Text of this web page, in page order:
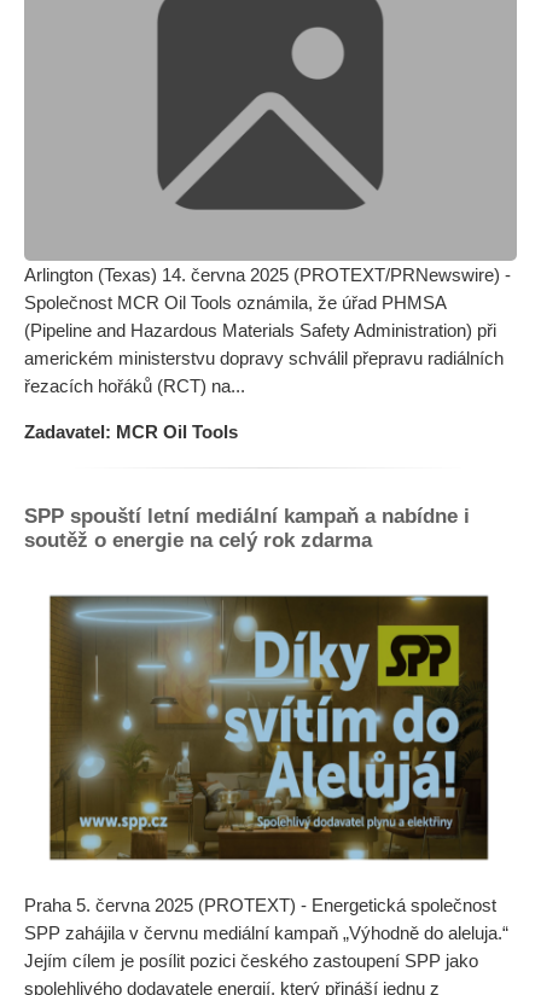
Arlington (Texas) 14. června 2025 (PROTEXT/PRNewswire) -
Společnost MCR Oil Tools oznámila, že úřad PHMSA
(Pipeline and Hazardous Materials Safety Administration) při
americkém ministerstvu dopravy schválil přepravu radiálních
řezacích hořáků (RCT) na...
Zadavatel: MCR Oil Tools
SPP spouští letní mediální kampaň a nabídne i
soutěž o energie na celý rok zdarma
Praha 5. června 2025 (PROTEXT) - Energetická společnost
SPP zahájila v červnu mediální kampaň „Výhodně do aleluja.“
Jejím cílem je posílit pozici českého zastoupení SPP jako
spolehlivého dodavatele energií, který přináší jednu z